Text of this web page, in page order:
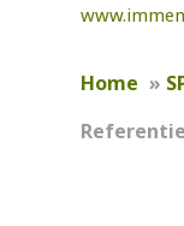
Home »